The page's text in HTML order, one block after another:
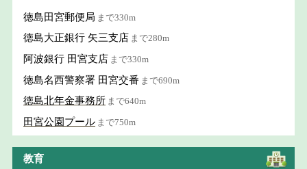
徳島田宮郵便局 まで330m
徳島大正銀行 矢三支店 まで280m
阿波銀行 田宮支店 まで330m
徳島名西警察署 田宮交番 まで690m
徳島北年金事務所 まで640m
田宮公園プール まで750m
教育